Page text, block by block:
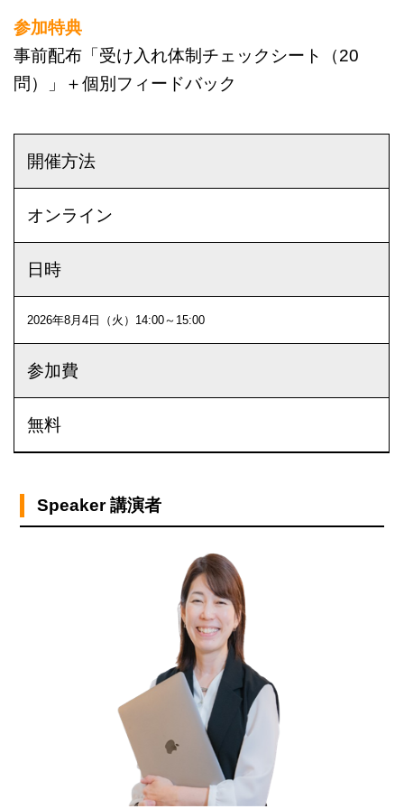
参加特典
事前配布「受け入れ体制チェックシート（20
問）」＋個別フィードバック
開催方法
オンライン
日時
2026年8月4日（火）14:00～15:00
参加費
無料
Speaker 講演者